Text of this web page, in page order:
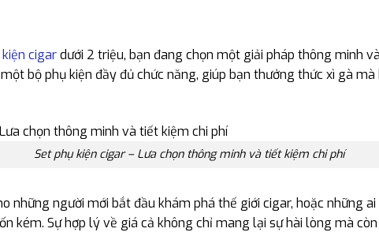
cigardưới 2 triệu, bạn đang chọn một giải pháp thông minh
bộ phụ kiện đầy đủ chức năng, giúp bạn thưởng thức xì gà
Set phụ kiện cigar – Lưa chọn thông minh và tiết kiệm chi phí
những người mới bắt đầu khám phá thế giới cigar, hoặc những
kém. Sự hợp lý về giá cả không chỉ mang lại sự hài lòng mà